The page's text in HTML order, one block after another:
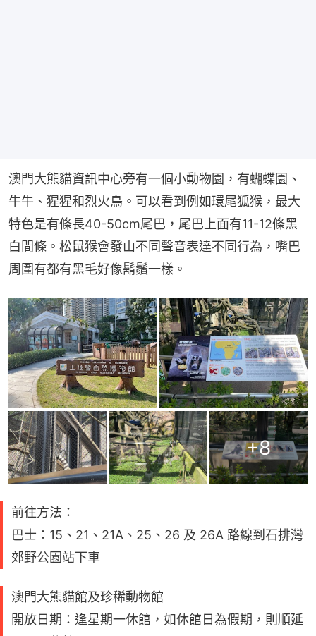
澳門大熊貓資訊中心旁有一個小動物園，有蝴蝶園、
牛牛、猩猩和烈火鳥。可以看到例如環尾狐猴，最大
特色是有條長40-50cm尾巴，尾巴上面有11-12條黑
白間條。松鼠猴會發山不同聲音表達不同行為，嘴巴
周圍有都有黑毛好像鬍鬚一樣。
+8
前往方法：
巴士：15、21、21A、25、26 及 26A 路線到石排灣
郊野公園站下車
澳門大熊貓館及珍稀動物館
開放日期：逢星期一休館，如休館日為假期，則順延